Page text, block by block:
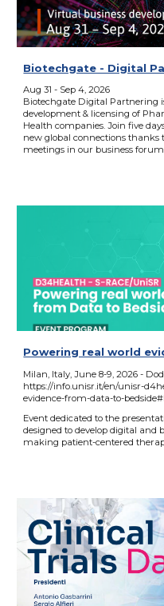
Biotechgate - Digital
Aug 31 - Sep 4, 2026
Biotechgate Digital Partnering
development & licensing of
Health companies. Join five
new global connections thanks
meetings in our business
Powering real world
Milan , Italy, June 8-9, 2026 -
https://info.unisr.it/en/unisr-
evidence-from-data-to-
Event dedicated to the
designed to develop digital and
making patient-centered